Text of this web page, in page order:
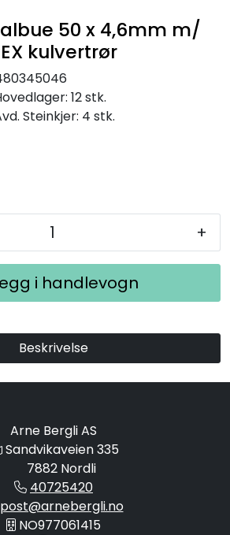
50 x 4,6mm m/
kulvertrør
12 stk.
Steinkjer: 4 stk.
+
i handlevogn
Beskrivelse
Arne Bergli AS
Sandvikaveien 335
7882 Nordli
40725420
post@arnebergli.no
NO977061415